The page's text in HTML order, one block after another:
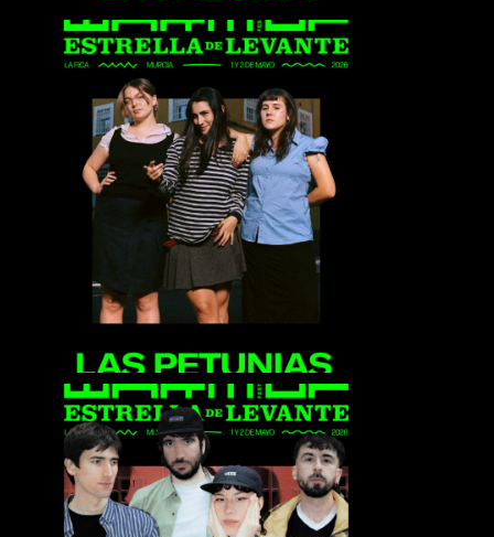
Las Petunias